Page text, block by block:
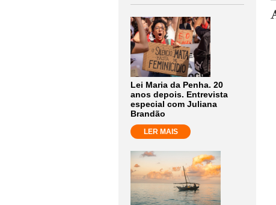
Lei Maria da Penha. 20
anos depois. Entrevista
especial com Juliana
Brandão
LER MAIS